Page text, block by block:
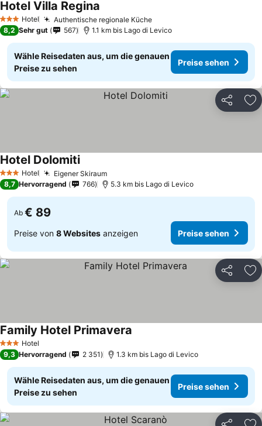
3 SterneHotel Authentische regionale KüchePreise sehen
Hotel Villa Regina
8,2 Sehr gut 567 1.1 km bis Lago di Levico
Wähle Reisedaten aus, um die genauen
Preise zu sehen
Preise sehen
Teilen
3 SterneHotel Eigener SkiraumPreise sehen
Hotel DolomitiPreise sehen
8,7 Hervorragend 766 5.3 km bis Lago di Levico
Ab € 89
Preise von 8 Websites anzeigen Preise sehen
Teilen
3 SterneHotel
Family Hotel Primavera
9,3 Hervorragend 2 351 1.3 km bis Lago di Levico
Wähle Reisedaten aus, um die genauen
Preise zu sehen
Preise sehen